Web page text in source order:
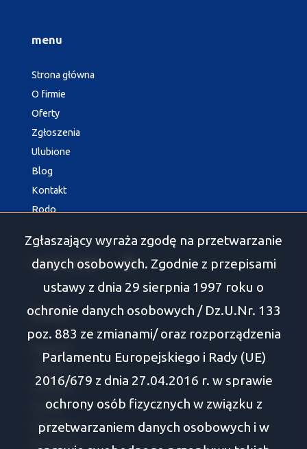
menu
Strona główna
O firmie
Oferty
Zgłoszenia
Ulubione
Blog
Kontakt
Rodo
social media Facebook
Oferty
Wasilków
Supraśl
Zabłudów
Choroszcz
Zgłaszający wyraża zgodę na przetwarzanie
danych osobowych. Zgodnie z przepisami
ustawy z dnia 29 sierpnia 1997 roku o
ochronie danych osobowych / Dz.U.Nr. 133
poz. 883 ze zmianami/ oraz rozporządzenia
Parlamentu Europejskiego i Rady (UE)
2016/679 z dnia 27.04.2016 r. w sprawie
ochrony osób fizycznych w związku z
przetwarzaniem danych osobowych i w